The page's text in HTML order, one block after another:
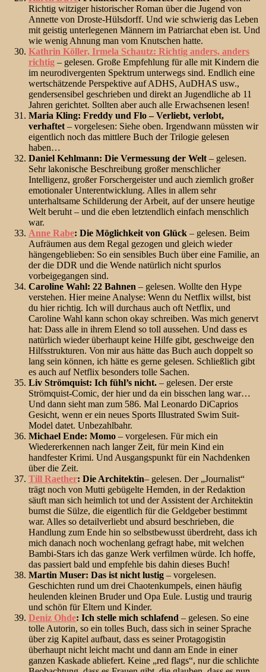
Richtig witziger historischer Roman über die Jugend von
Annette von Droste-Hülsdorff. Und wie schwierig das Leben
mit geistig unterlegenen Männern im Patriarchat eben ist. Und
wie wenig Ahnung man vom Knutschen hatte.
Kathrin Köller, Irmela Schautz: Richtig anders, anders
richtig – gelesen. Große Empfehlung für alle mit Kindern die
im neurodivergenten Spektrum unterwegs sind. Endlich eine
wertschätzende Perspektive auf ADHS, AuDHAS usw.,
gendersensibel geschrieben und direkt an Jugendliche ab 11
Jahren gerichtet. Sollten aber auch alle Erwachsenen lesen!
Maria Kling: Freddy und Flo – Verliebt, verlobt,
verhaftet – vorgelesen: Siehe oben. Irgendwann müssten wir
eigentlich noch das mittlere Buch der Trilogie gelesen
haben…
Daniel Kehlmann: Die Vermessung der Welt – gelesen.
Sehr lakonische Beschreibung großer menschlicher
Intelligenz, großer Forschergeister und auch ziemlich großer
emotionaler Unterentwicklung. Alles in allem sehr
unterhaltsame Schilderung der Arbeit, auf der unsere heutige
Welt beruht – und die eben letztendlich einfach menschlich
war.
Anne Rabe: Die Möglichkeit von Glück – gelesen. Beim
Aufräumen aus dem Regal gezogen und gleich wieder
hängengeblieben: So ein sensibles Buch über eine Familie, an
der die DDR und die Wende natürlich nicht spurlos
vorbeigegangen sind.
Caroline Wahl: 22 Bahnen – gelesen. Wollte den Hype
verstehen. Hier meine Analyse: Wenn du Netflix willst, bist
du hier richtig. Ich will durchaus auch oft Netflix, und
Caroline Wahl kann schon okay schreiben. Was mich genervt
hat: Dass alle in ihrem Elend so toll aussehen. Und dass es
natürlich wieder überhaupt keine Hilfe gibt, geschweige den
Hilfsstrukturen. Von mir aus hätte das Buch auch doppelt so
lang sein können, ich hätte es gerne gelesen. Schließlich gibt
es auch auf Netflix besonders tolle Sachen.
Liv Strömquist: Ich fühl’s nicht. – gelesen. Der erste
Strömquist-Comic, der hier und da ein bisschen lang war…
Und dann sieht man zum 586. Mal Leonardo DiCaprios
Gesicht, wenn er ein neues Sports Illustrated Swim Suit-
Model datet. Unbezahlbahr.
Michael Ende: Momo – vorgelesen. Für mich ein
Wiedererkennen nach langer Zeit, für mein Kind ein
handfester Krimi. Und Ausgangspunkt für ein Nachdenken
über die Zeit.
Till Raether: Die Architektin– gelesen. Der „Journalist“
trägt noch von Mutti gebügelte Hemden, in der Redaktion
säuft man sich heimlich tot und der Assistent der Architektin
bumst die Sülze, die eigentlich für die Geldgeber bestimmt
war. Alles so detailverliebt und absurd beschrieben, die
Handlung zum Ende hin so selbstbewusst überdreht, dass ich
mich danach noch wochenlang gefragt habe, mit welchen
Bambi-Stars ich das ganze Werk verfilmen würde. Ich hoffe,
das passiert bald und empfehle bis dahin dieses Buch!
Martin Muser: Das ist nicht lustig – vorgelesen.
Geschichten rund um drei Chaotenkumpels, einen häufig
heulenden kleinen Bruder und Opa Eule. Lustig und traurig
und schön für Eltern und Kinder.
Deniz Ohde: Ich stelle mich schlafend – gelesen. So eine
tolle Autorin, so ein tolles Buch, dass sich in seiner Sprache
über zig Kapitel aufbaut, dass es seiner Protagogistin
überhaupt nicht leicht macht und dann am Ende in einer
ganzen Kaskade abliefert. Keine „red flags“, nur die schlichte